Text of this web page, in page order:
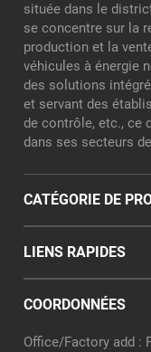
située dans le
se concentre sur la
production et la
véhicules à énergie
des solutions
et servant des
de contrôle, etc., ce
dans ses secteurs
CATÉGORIE DE
LIENS RAPIDES
COORDONNÉES
Office/Factory add :